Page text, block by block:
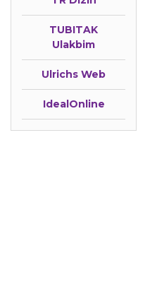
TUBITAK
Ulakbim
Ulrichs Web
IdealOnline